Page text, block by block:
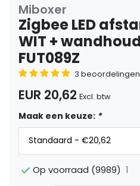
Miboxer
Zigbee LED
WIT +
FUT089Z
3 beoordelingen
EUR 20,62 Excl. btw
Maak een keuze: *
Op voorraad (9989) 1